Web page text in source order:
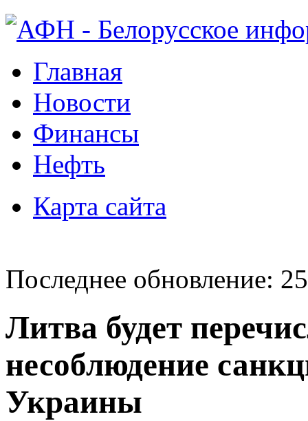
Главная
Новости
Финансы
Нефть
Карта сайта
Последнее обновление:
Литва будет
несоблюдение
Украины